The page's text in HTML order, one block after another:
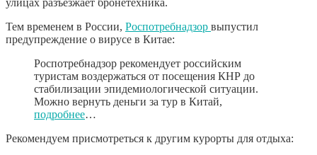
Тем временем в России, Роспотребнадзор выпустил
предупреждение о вирусе в Китае:
Роспотребнадзор рекомендует российским
туристам воздержаться от посещения КНР до
стабилизации эпидемиологической ситуации.
Можно вернуть деньги за тур в Китай,
подробнее…
Рекомендуем присмотреться к другим курорты для отдыха: